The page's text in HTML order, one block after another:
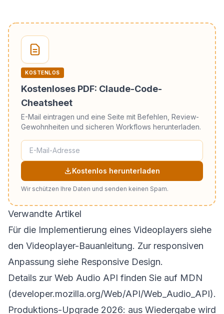
KOSTENLOS
Kostenloses PDF: Claude-Code-
Cheatsheet
E-Mail eintragen und eine Seite mit Befehlen, Review-
Gewohnheiten und sicheren Workflows herunterladen.
Kostenlos herunterladen
Wir schützen Ihre Daten und senden keinen Spam.
Verwandte Artikel
Für die Implementierung eines Videoplayers siehe
den Videoplayer-Bauanleitung. Zur responsiven
Anpassung siehe Responsive Design.
Details zur Web Audio API finden Sie auf MDN
(developer.mozilla.org/Web/API/Web_Audio_API).
Produktions-Upgrade 2026: aus Wiedergabe wird